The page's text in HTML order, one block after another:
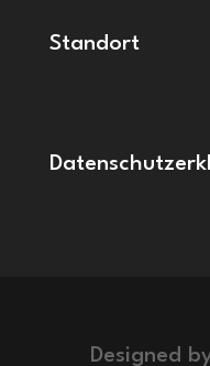
Standort
Designed